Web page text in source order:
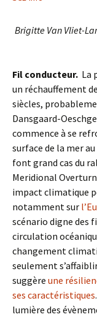
Brigitte Van Vliet-
Fil conducteur. La
un réchauffement
siècles,
Dansgaard-
commence à se
surface de la mer
font grand cas du
Meridional
impact climatique
notamment sur
scénario digne des
circulation
changement
seulement
suggère une
ses caractéristiques
lumière des